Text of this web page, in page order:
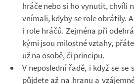
hráče nebo si ho vy­nu­tit, chvíli
vní­mali, kdyby se role ob­rá­tily.
i role hráčů. Zejména při
kými jsou mi­lostné vztahy,
už na osobě, či prin­cipu.
V ne­po­slední řadě, i když se
pů­jdete až na hranu a